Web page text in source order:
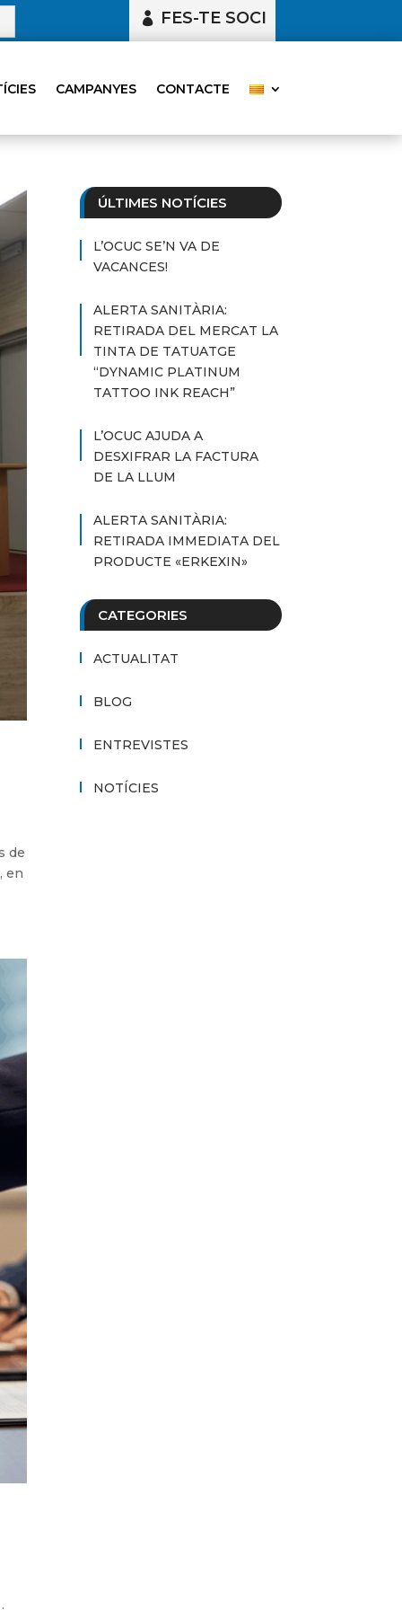
FES-TE SOCI
CAMPANYES CONTACTE
de
en
ÚLTIMES NOTÍCIES
L’OCUC SE’N VA DE
VACANCES!
ALERTA SANITÀRIA:
RETIRADA DEL MERCAT LA
TINTA DE TATUATGE
“DYNAMIC PLATINUM
TATTOO INK REACH”
L’OCUC AJUDA A
DESXIFRAR LA FACTURA
DE LA LLUM
ALERTA SANITÀRIA:
RETIRADA IMMEDIATA DEL
PRODUCTE «ERKEXIN»
CATEGORIES
ACTUALITAT
BLOG
ENTREVISTES
NOTÍCIES